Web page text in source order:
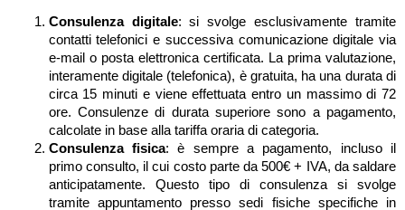
Consulenza digitale: si svolge esclusivamente tramite
contatti telefonici e successiva comunicazione digitale via
e-mail o posta elettronica certificata. La prima valutazione,
interamente digitale (telefonica), è gratuita, ha una durata di
circa 15 minuti e viene effettuata entro un massimo di 72
ore. Consulenze di durata superiore sono a pagamento,
calcolate in base alla tariffa oraria di categoria.
Consulenza fisica: è sempre a pagamento, incluso il
primo consulto, il cui costo parte da 500€ + IVA, da saldare
anticipatamente. Questo tipo di consulenza si svolge
tramite appuntamento presso sedi fisiche specifiche in